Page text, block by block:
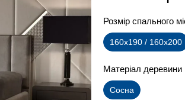
Розмір спального
160х190 / 160х200
Матеріал деревини
Сосна